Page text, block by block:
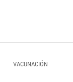
VACUNACIÓN